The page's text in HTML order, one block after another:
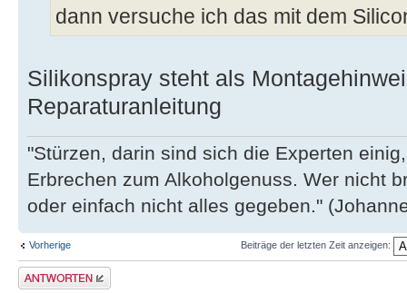
dann versuche ich das mit dem
Silikonspray steht als
Reparaturanleitung
"Stürzen, darin sind sich die Experten
Erbrechen zum Alkoholgenuss. Wer nicht
oder einfach nicht alles gegeben."
Vorherige Beiträge der letzten Zeit anzeigen:
Antwort erstellen